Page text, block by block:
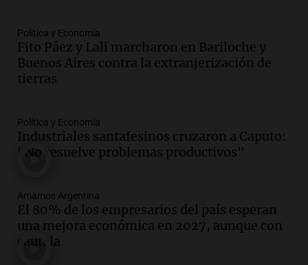
tras condiciones invernales
Panorama Federal
Episodios
Audio.
cuando el padre mira mucho el teléfono?
Educar entre todos
Episodios
edificios icónicos
Panorama Federal
Episodios
Audio.
Política y Economía
Fito Páez y Lali marcharon en Bariloche y
Buenos Aires contra la extranjerización de
tierras
Política y Economía
Industriales santafesinos cruzaron a Caputo:
"No resuelve problemas productivos"
Amamos Argentina
El 80% de los empresarios del país esperan
una mejora económica en 2027, aunque con
cautela